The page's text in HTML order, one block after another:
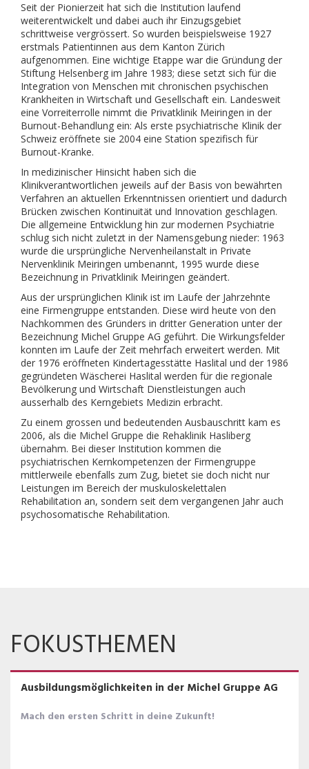
Seit der Pionierzeit hat sich die Institution laufend
weiterentwickelt und dabei auch ihr Einzugsgebiet
schrittweise vergrössert. So wurden beispielsweise 1927
erstmals Patientinnen aus dem Kanton Zürich
aufgenommen. Eine wichtige Etappe war die Gründung der
Stiftung Helsenberg im Jahre 1983; diese setzt sich für die
Integration von Menschen mit chronischen psychischen
Krankheiten in Wirtschaft und Gesellschaft ein. Landesweit
eine Vorreiterrolle nimmt die Privatklinik Meiringen in der
Burnout-Behandlung ein: Als erste psychiatrische Klinik der
Schweiz eröffnete sie 2004 eine Station spezifisch für
Burnout-Kranke.
In medizinischer Hinsicht haben sich die
Klinikverantwortlichen jeweils auf der Basis von bewährten
Verfahren an aktuellen Erkenntnissen orientiert und dadurch
Brücken zwischen Kontinuität und Innovation geschlagen.
Die allgemeine Entwicklung hin zur modernen Psychiatrie
schlug sich nicht zuletzt in der Namensgebung nieder: 1963
wurde die ursprüngliche Nervenheilanstalt in Private
Nervenklinik Meiringen umbenannt, 1995 wurde diese
Bezeichnung in Privatklinik Meiringen geändert.
Aus der ursprünglichen Klinik ist im Laufe der Jahrzehnte
eine Firmengruppe entstanden. Diese wird heute von den
Nachkommen des Gründers in dritter Generation unter der
Bezeichnung Michel Gruppe AG geführt. Die Wirkungsfelder
konnten im Laufe der Zeit mehrfach erweitert werden. Mit
der 1976 eröffneten Kindertagesstätte Haslital und der 1986
gegründeten Wäscherei Haslital werden für die regionale
Bevölkerung und Wirtschaft Dienstleistungen auch
ausserhalb des Kerngebiets Medizin erbracht.
Zu einem grossen und bedeutenden Ausbauschritt kam es
2006, als die Michel Gruppe die Rehaklinik Hasliberg
übernahm. Bei dieser Institution kommen die
psychiatrischen Kernkompetenzen der Firmengruppe
mittlerweile ebenfalls zum Zug, bietet sie doch nicht nur
Leistungen im Bereich der muskuloskelettalen
Rehabilitation an, sondern seit dem vergangenen Jahr auch
psychosomatische Rehabilitation.
FOKUSTHEMEN
Ausbildungsmöglichkeiten in der Michel Gruppe AG
Mach den ersten Schritt in deine Zukunft!